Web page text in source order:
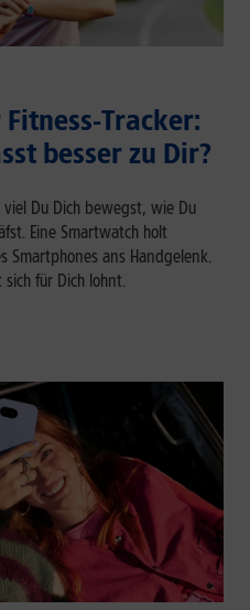
Tracker:
besser zu Dir?
viel Du Dich bewegst, wie Du
Eine Smartwatch holt
Smartphones ans Handgelenk.
für Dich lohnt.